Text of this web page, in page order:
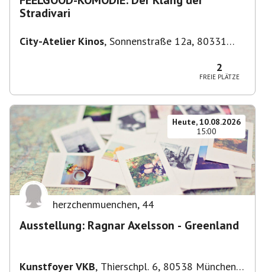
Stradivari
City-Atelier Kinos, Sonnenstraße 12a, 80331
2
FREIE PLÄTZE
Heute, 10.08.2026
15:00
herzchenmuenchen, 44
Ausstellung: Ragnar Axelsson - Greenland
Kunstfoyer VKB, Thierschpl. 6, 80538 München,